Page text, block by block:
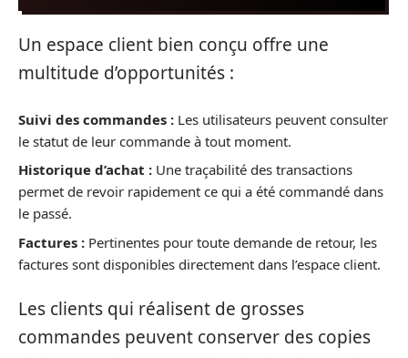
Un espace client bien conçu offre une
multitude d’opportunités :
Suivi des commandes : Les utilisateurs peuvent consulter
le statut de leur commande à tout moment.
Historique d’achat : Une traçabilité des transactions
permet de revoir rapidement ce qui a été commandé dans
le passé.
Factures : Pertinentes pour toute demande de retour, les
factures sont disponibles directement dans l’espace client.
Les clients qui réalisent de grosses
commandes peuvent conserver des copies